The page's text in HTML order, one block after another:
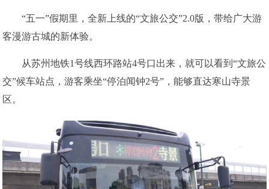
“五一”假期里，全新上线的“文旅公交”2.0版，带给广大游
客漫游古城的新体验。
从苏州地铁1号线西环路站4号口出来，就可以看到“文旅公
交”候车站点，游客乘坐“停泊闻钟2号”，能够直达寒山寺景
区。